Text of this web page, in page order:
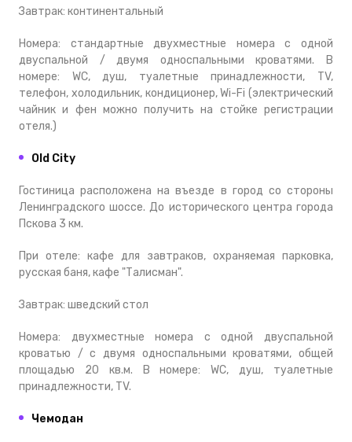
Завтрак: континентальный
Номера: стандартные двухместные номера с одной
двуспальной / двумя односпальными кроватями. В
номере: WC, душ, туалетные принадлежности, TV,
телефон, холодильник, кондиционер, Wi-Fi (электрический
чайник и фен можно получить на стойке регистрации
отеля.)
Old City
Гостиница расположена на въезде в город со стороны
Ленинградского шоссе. До исторического центра города
Пскова 3 км.
При отеле: кафе для завтраков, охраняемая парковка,
русская баня, кафе "Талисман".
Завтрак: шведский стол
Номера: двухместные номера с одной двуспальной
кроватью / с двумя односпальными кроватями, общей
площадью 20 кв.м. В номере: WC, душ, туалетные
принадлежности, TV.
Чемодан